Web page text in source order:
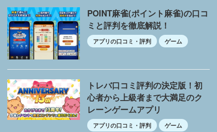
POINT麻雀(ポイント麻雀)の口コ
ミと評判を徹底解説！
アプリの口コミ・評判 ゲーム
トレバ口コミ評判の決定版！初
心者から上級者まで大満足のク
レーンゲームアプリ
アプリの口コミ・評判 ゲーム